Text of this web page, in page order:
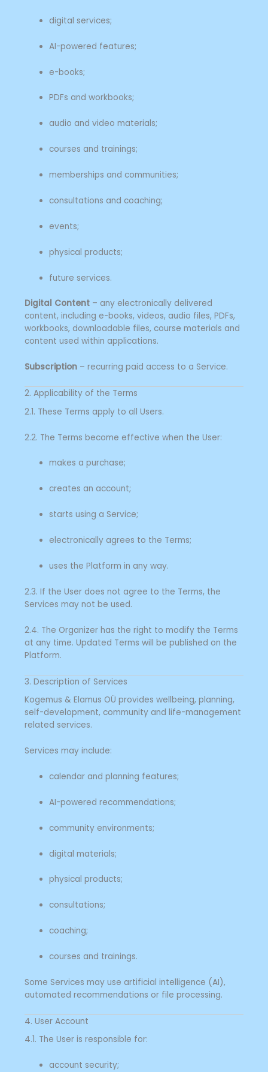
digital services;
AI-powered features;
e-books;
PDFs and workbooks;
audio and video materials;
courses and trainings;
memberships and communities;
consultations and coaching;
events;
physical products;
future services.
Digital Content – any electronically delivered
content, including e-books, videos, audio files, PDFs,
workbooks, downloadable files, course materials and
content used within applications.
Subscription – recurring paid access to a Service.
2. Applicability of the Terms
2.1. These Terms apply to all Users.
2.2. The Terms become effective when the User:
makes a purchase;
creates an account;
starts using a Service;
electronically agrees to the Terms;
uses the Platform in any way.
2.3. If the User does not agree to the Terms, the
Services may not be used.
2.4. The Organizer has the right to modify the Terms
at any time. Updated Terms will be published on the
Platform.
3. Description of Services
Kogemus & Elamus OÜ provides wellbeing, planning,
self-development, community and life-management
related services.
Services may include:
calendar and planning features;
AI-powered recommendations;
community environments;
digital materials;
physical products;
consultations;
coaching;
courses and trainings.
Some Services may use artificial intelligence (AI),
automated recommendations or file processing.
4. User Account
4.1. The User is responsible for:
account security;